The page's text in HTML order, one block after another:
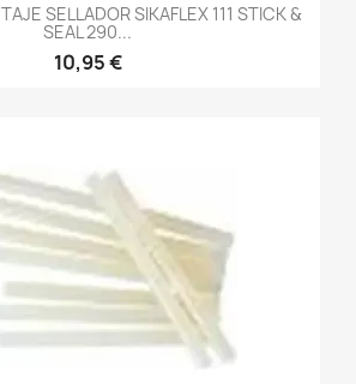
SELLADOR SIKAFLEX 111 STICK &
SEAL 290...
10,95 €